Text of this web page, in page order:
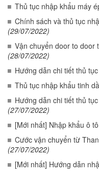
Thủ tục nhập khẩu máy
Chính sách và thủ tục
(29/07/2022)
Vận chuyển door to door
(28/07/2022)
Hướng dẫn chi tiết thủ
Thủ tục nhập khẩu tinh
Hướng dẫn chi tiết thủ
(27/07/2022)
[Mới nhất] Nhập khẩu ô
Cước vận chuyển từ
(27/07/2022)
[Mới nhất] Hướng dẫn